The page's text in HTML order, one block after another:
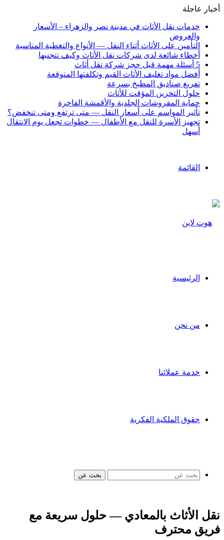
أخبار عاجلة
خدمات نقل الأثاث في مدينة نصر والزهراء – الأسعار
والعروض
التأمين على الأثاث أثناء النقل — الأنواع والتغطية المناسبة
أخطاء شائعة لدى شركات نقل الأثاث وكيف تتجنبها
5 أسئلة مهمة قبل حجز شركة نقل أثاث
أفضل مواد تغليف الأثاث القيم وتكلفتها المتوقعة
تفريغ صناديق المطبخ بسرعة
حلول التخزين المؤقت للأثاث
حماية المفروشات الجلدية والأقمشة الفاخرة
تأثير المواسم على أسعار النقل — متى ترتفع ومتى تنخفض؟
تجهيز الأسرة للنقل مع الأطفال — خطوات تجعل يوم الانتقال
أسهل
القائمة
الرئيسية
من نحن
خدمة عملائنا
حقوق الملكية الفكرية
بحث عن
نقل الأثاث بالمعادي — حلول سريعة مع
فريق محترف